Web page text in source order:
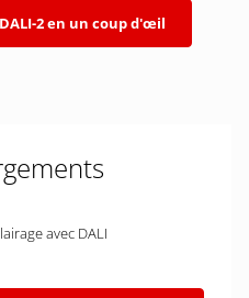
2 en un coup d'œil
avec DALI